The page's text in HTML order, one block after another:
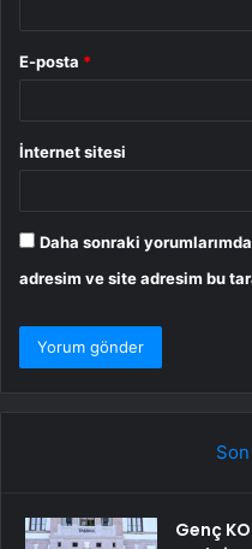
E-posta *
İnternet sitesi
Daha sonraki
adresim ve site adresim bu
Genç